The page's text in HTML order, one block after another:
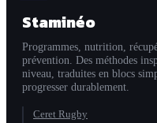
satiété et votre
croissance
musculaire
Staminéo
Programmes, nutrition,
prévention. Des méthodes
niveau, traduites en blocs
progresser durablement.
Ceret Rugby